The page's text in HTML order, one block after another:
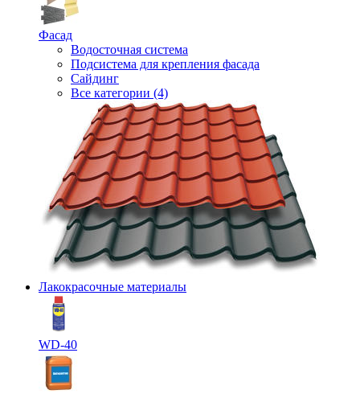
Фасад
Водосточная система
Подсистема для крепления фасада
Сайдинг
Все категории (4)
Лакокрасочные материалы
WD-40